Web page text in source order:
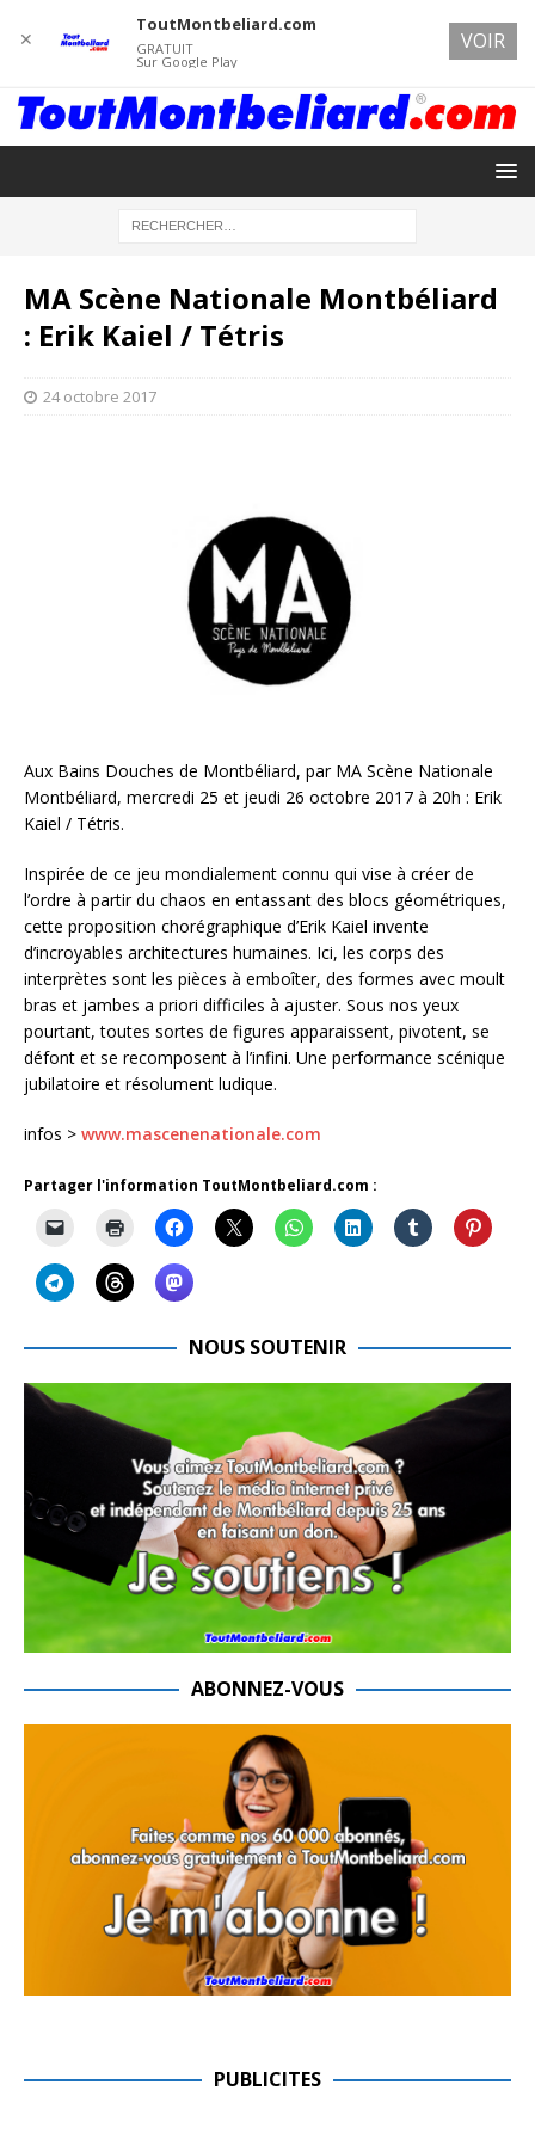
MA Scène Nationale Montbéliard
: Erik Kaiel / Tétris
24 octobre 2017
Aux Bains Douches de Montbéliard, par MA Scène Nationale
Montbéliard, mercredi 25 et jeudi 26 octobre 2017 à 20h : Erik
Kaiel / Tétris.
Inspirée de ce jeu mondialement connu qui vise à créer de
l’ordre à partir du chaos en entassant des blocs géométriques,
cette proposition chorégraphique d’Erik Kaiel invente
d’incroyables architectures humaines. Ici, les corps des
interprètes sont les pièces à emboîter, des formes avec moult
bras et jambes a priori difficiles à ajuster. Sous nos yeux
pourtant, toutes sortes de figures apparaissent, pivotent, se
défont et se recomposent à l’infini. Une performance scénique
jubilatoire et résolument ludique.
infos > www.mascenenationale.com
Partager l'information ToutMontbeliard.com :
NOUS SOUTENIR
ABONNEZ-VOUS
PUBLICITES
✕
ToutMontbeliard.com
GRATUIT
Sur Google Play
VOIR